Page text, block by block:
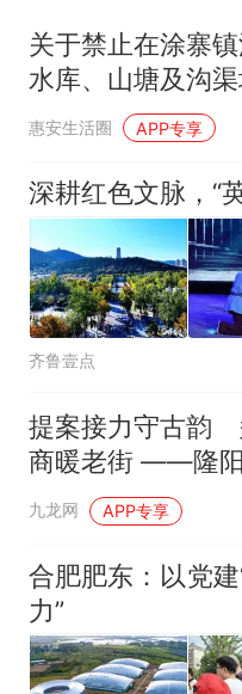
关于禁止在涂寨镇
水库、山塘及沟渠
涉水区域开展游泳
各类危险涉水活动
惠安生活圈 APP专享
深耕红色文脉，“
齐鲁壹点
提案接力守古韵
商暖老街 ——隆阳
通过“提案+院坝协
寿门街区蝶变
九龙网 APP专享
合肥肥东：以党
力”